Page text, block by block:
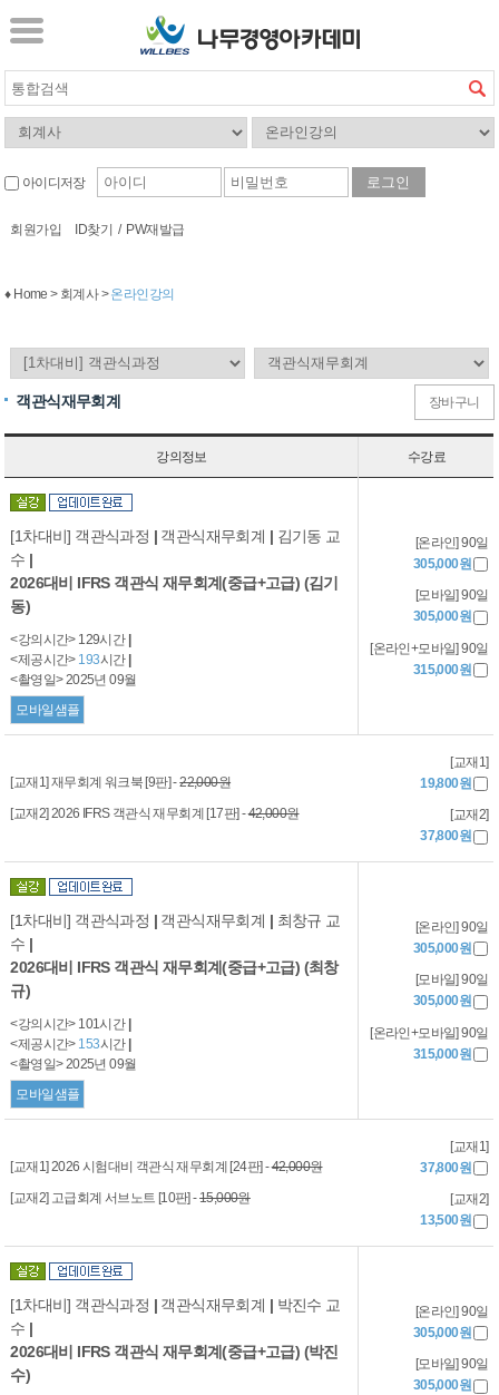
아이디저장
회원가입 ID찾기 / PW재발급
♦ Home > 회계사 >온라인강의
객관식재무회계 장바구니
강의정보 수강료
[1차대비] 객관식과정 | 객관식재무회계 | 김기동 교
수 |
2026대비 IFRS 객관식 재무회계(중급+고급) (김기
동)
<강의시간> 129시간
<제공시간> 193시간
<촬영일> 2025년 09월
모바일샘플
[온라인] 90일
305,000원
[모바일] 90일
305,000원
[온라인+모바일] 90일
315,000원
[교재1] 재무회계 워크북 [9판] -22,000원
[교재2] 2026 IFRS 객관식 재무회계 [17판] -42,000원
[교재1]
19,800원
[교재2]
37,800원
[1차대비] 객관식과정 | 객관식재무회계 | 최창규 교
수 |
2026대비 IFRS 객관식 재무회계(중급+고급) (최창
규)
<강의시간> 101시간
<제공시간> 153시간
<촬영일> 2025년 09월
모바일샘플
[온라인] 90일
305,000원
[모바일] 90일
305,000원
[온라인+모바일] 90일
315,000원
[교재1] 2026 시험대비 객관식 재무회계 [24판] -42,000원
[교재2] 고급회계 서브노트 [10판] -15,000원
[교재1]
37,800원
[교재2]
13,500원
[1차대비] 객관식과정 | 객관식재무회계 | 박진수 교
수 |
2026대비 IFRS 객관식 재무회계(중급+고급) (박진
수)
[온라인] 90일
305,000원
[모바일] 90일
305,000원